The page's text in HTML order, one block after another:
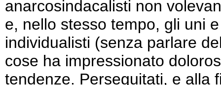
anarcosindacalisti non
e, nello stesso tempo, gli uni
individualisti (senza parlare
cose ha impressionato
tendenze. Perseguitati, e alla